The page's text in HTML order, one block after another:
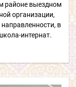
районе выездном
организации,
в
интернат.